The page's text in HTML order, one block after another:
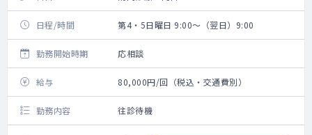
日程/時間 第4・5日曜日 9:00～（翌日）9:00
勤務開始時期 応相談
給与 80,000円/回（税込・交通費別）
勤務内容 往診待機